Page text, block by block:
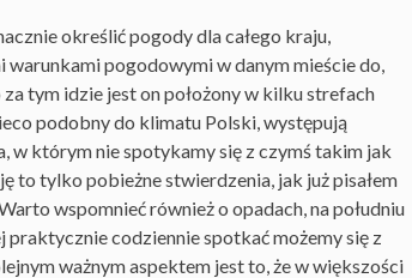
określić pogody dla całego kraju,
warunkami pogodowymi w danym mieście do,
tym idzie jest on położony w kilku strefach
podobny do klimatu Polski, występują
w którym nie spotykamy się z czymś takim jak
to tylko pobieżne stwierdzenia, jak już pisałem
wspomnieć również o opadach, na południu
codziennie spotkać możemy się z
ważnym aspektem jest to, że w większości